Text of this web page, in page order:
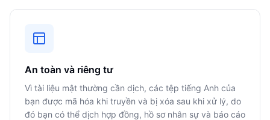
An toàn và riêng tư
Vì tài liệu mật thường cần dịch, các tệp tiếng Anh của
bạn được mã hóa khi truyền và bị xóa sau khi xử lý, do
đó bạn có thể dịch hợp đồng, hồ sơ nhân sự và báo cáo